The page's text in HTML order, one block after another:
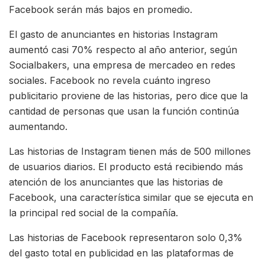
Facebook serán más bajos en promedio.
El gasto de anunciantes en historias Instagram
aumentó casi 70% respecto al año anterior, según
Socialbakers, una empresa de mercadeo en redes
sociales. Facebook no revela cuánto ingreso
publicitario proviene de las historias, pero dice que la
cantidad de personas que usan la función continúa
aumentando.
Las historias de Instagram tienen más de 500 millones
de usuarios diarios. El producto está recibiendo más
atención de los anunciantes que las historias de
Facebook, una característica similar que se ejecuta en
la principal red social de la compañía.
Las historias de Facebook representaron solo 0,3%
del gasto total en publicidad en las plataformas de